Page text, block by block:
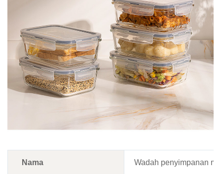
Nama Wadah penyimpanan